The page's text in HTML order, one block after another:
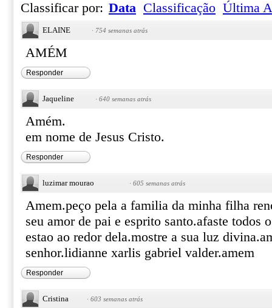
Classificar por: Data Classificação Última
ELAINE · 754 semanas atrás
AMÉM
Responder
Jaqueline · 640 semanas atrás
Amém.
em nome de Jesus Cristo.
Responder
luzimar mourao · 605 semanas atrás
Amem.peço pela a familia da minha filha
seu amor de pai e esprito santo.afaste todos
estao ao redor dela.mostre a sua luz
senhor.lidianne xarlis gabriel valder.amem
Responder
Cristina · 603 semanas atrás